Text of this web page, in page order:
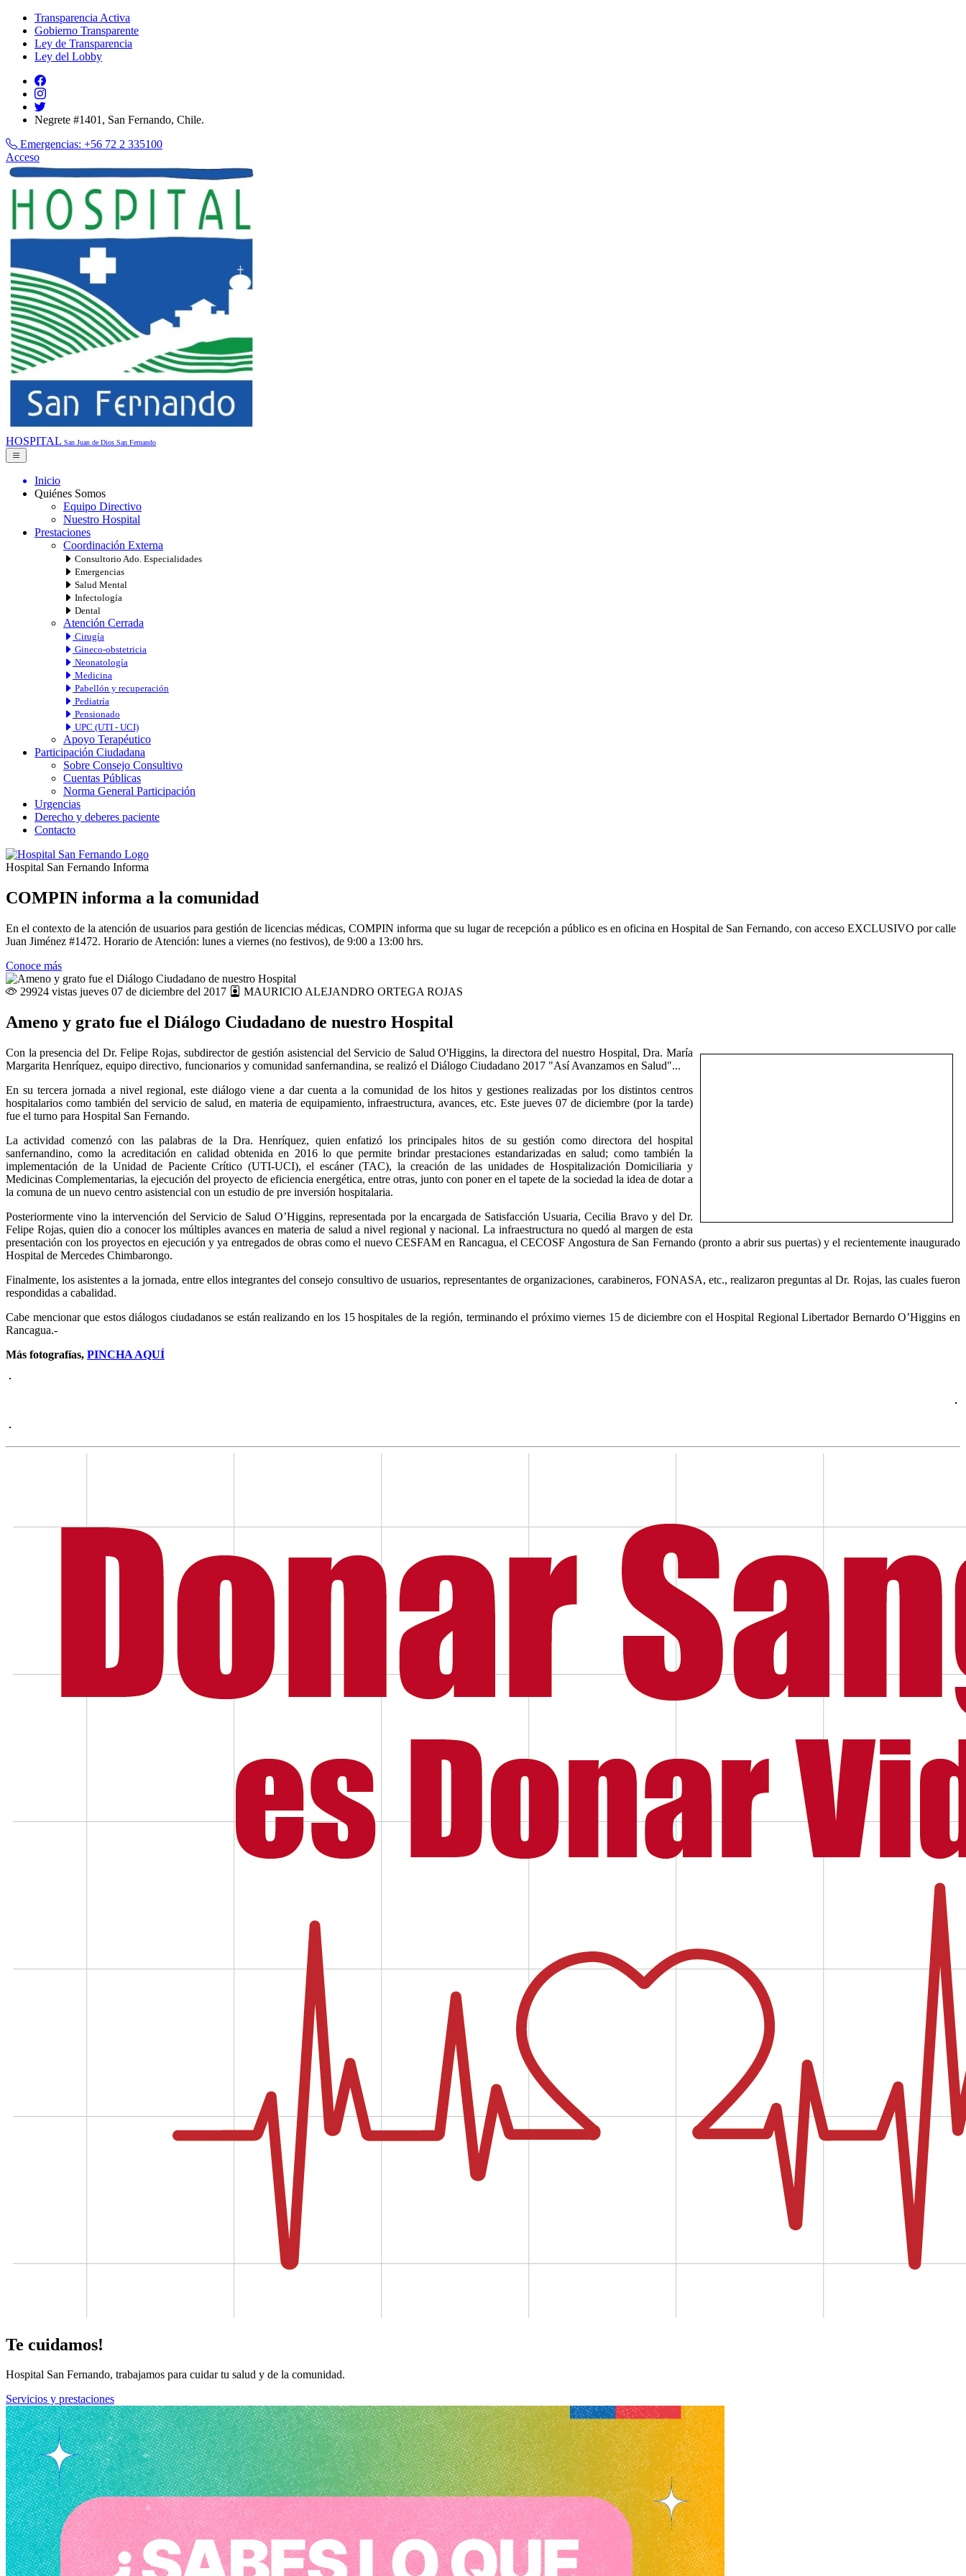
Transparencia Activa
Gobierno Transparente
Ley de Transparencia
Ley del Lobby
Negrete #1401, San Fernando, Chile.
Emergencias: +56 72 2 335100
Acceso
HOSPITAL San Juan de Dios San Fernando
Inicio
Quiénes Somos
Equipo Directivo
Nuestro Hospital
Prestaciones
Coordinación Externa
Consultorio Ado. Especialidades
Emergencias
Salud Mental
Infectología
Dental
Atención Cerrada
Cirugía
Gineco-obstetricia
Neonatología
Medicina
Pabellón y recuperación
Pediatría
Pensionado
UPC (UTI - UCI)
Apoyo Terapéutico
Participación Ciudadana
Sobre Consejo Consultivo
Cuentas Públicas
Norma General Participación
Urgencias
Derecho y deberes paciente
Contacto
Hospital San Fernando Informa
COMPIN informa a la comunidad
En el contexto de la atención de usuarios para gestión de licencias médicas, COMPIN informa que su lugar de recepción a público es en oficina en Hospital de San Fernando, con acceso EXCLUSIVO por calle
Juan Jiménez #1472. Horario de Atención: lunes a viernes (no festivos), de 9:00 a 13:00 hrs.
Conoce más
29924 vistas jueves 07 de diciembre del 2017 MAURICIO ALEJANDRO ORTEGA ROJAS
Ameno y grato fue el Diálogo Ciudadano de nuestro Hospital
Con la presencia del Dr. Felipe Rojas, subdirector de gestión asistencial del Servicio de Salud O'Higgins, la directora del nuestro Hospital, Dra. María
Margarita Henríquez, equipo directivo, funcionarios y comunidad sanfernandina, se realizó el Diálogo Ciudadano 2017 "Así Avanzamos en Salud"...
En su tercera jornada a nivel regional, este diálogo viene a dar cuenta a la comunidad de los hitos y gestiones realizadas por los distintos centros
hospitalarios como también del servicio de salud, en materia de equipamiento, infraestructura, avances, etc. Este jueves 07 de diciembre (por la tarde)
fue el turno para Hospital San Fernando.
La actividad comenzó con las palabras de la Dra. Henríquez, quien enfatizó los principales hitos de su gestión como directora del hospital
sanfernandino, como la acreditación en calidad obtenida en 2016 lo que permite brindar prestaciones estandarizadas en salud; como también la
implementación de la Unidad de Paciente Crítico (UTI-UCI), el escáner (TAC), la creación de las unidades de Hospitalización Domiciliaria y
Medicinas Complementarias, la ejecución del proyecto de eficiencia energética, entre otras, junto con poner en el tapete de la sociedad la idea de dotar a
la comuna de un nuevo centro asistencial con un estudio de pre inversión hospitalaria.
Posteriormente vino la intervención del Servicio de Salud O’Higgins, representada por la encargada de Satisfacción Usuaria, Cecilia Bravo y del Dr.
Felipe Rojas, quien dio a conocer los múltiples avances en materia de salud a nivel regional y nacional. La infraestructura no quedó al margen de esta
presentación con los proyectos en ejecución y ya entregados de obras como el nuevo CESFAM en Rancagua, el CECOSF Angostura de San Fernando (pronto a abrir sus puertas) y el recientemente inaugurado
Hospital de Mercedes Chimbarongo.
Finalmente, los asistentes a la jornada, entre ellos integrantes del consejo consultivo de usuarios, representantes de organizaciones, carabineros, FONASA, etc., realizaron preguntas al Dr. Rojas, las cuales fueron
respondidas a cabalidad.
Cabe mencionar que estos diálogos ciudadanos se están realizando en los 15 hospitales de la región, terminando el próximo viernes 15 de diciembre con el Hospital Regional Libertador Bernardo O’Higgins en
Rancagua.-
Más fotografías, PINCHA AQUÍ
Te cuidamos!
Hospital San Fernando, trabajamos para cuidar tu salud y de la comunidad.
Servicios y prestaciones